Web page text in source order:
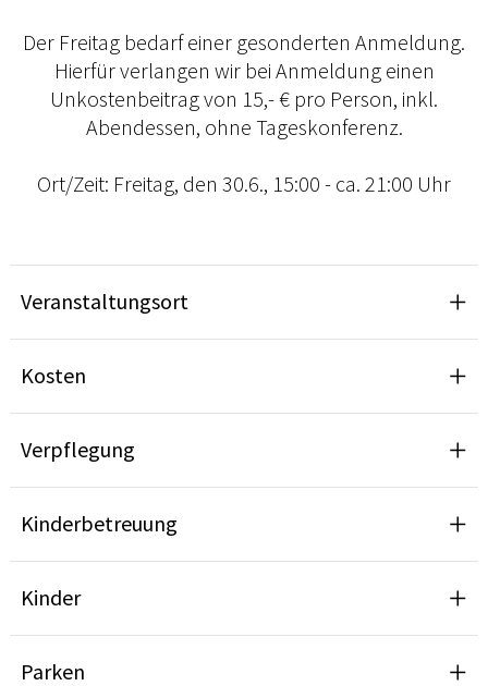
Der Freitag bedarf einer gesonderten Anmeldung.
Hierfür verlangen wir bei Anmeldung einen
Unkostenbeitrag von 15,- € pro Person, inkl.
Abendessen, ohne Tageskonferenz.
Ort/Zeit: Freitag, den 30.6., 15:00 - ca. 21:00 Uhr
Veranstaltungsort
Kosten
Verpflegung
Kinderbetreuung
Kinder
Parken